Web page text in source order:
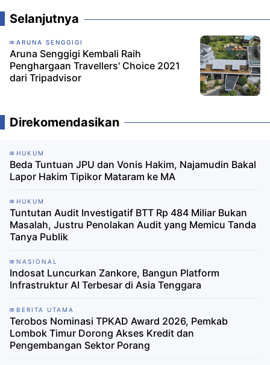
Selanjutnya
ARUNA SENGGIGI
Aruna Senggigi Kembali Raih
Penghargaan Travellers' Choice 2021
dari Tripadvisor
Direkomendasikan
HUKUM
Beda Tuntuan JPU dan Vonis Hakim, Najamudin Bakal
Lapor Hakim Tipikor Mataram ke MA
HUKUM
Tuntutan Audit Investigatif BTT Rp 484 Miliar Bukan
Masalah, Justru Penolakan Audit yang Memicu Tanda
Tanya Publik
NASIONAL
Indosat Luncurkan Zankore, Bangun Platform
Infrastruktur AI Terbesar di Asia Tenggara
BERITA UTAMA
Terobos Nominasi TPKAD Award 2026, Pemkab
Lombok Timur Dorong Akses Kredit dan
Pengembangan Sektor Porang